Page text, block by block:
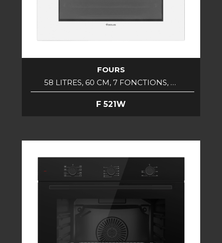
FOURS
58 LITRES, 60 CM, 7 FONCTIONS, …
F 521W